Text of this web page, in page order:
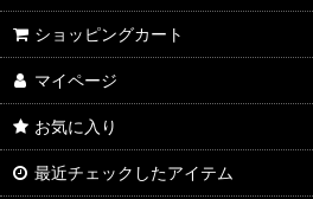
ショッピングカート
マイページ
お気に入り
最近チェックしたアイテム